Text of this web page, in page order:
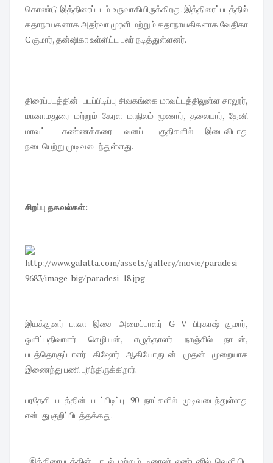
கொண்டு இத்திரைப்படம் உருவாகியிருக்கிறது. இத்திரைப்படத்தில்
கதாநாயகனாக அதர்வா முரளி மற்றும் கதாநாயகிகளாக வேதிகா
C குமார், தன்ஷிகா உள்ளிட்ட பலர் நடித்துள்ளனர்.
திரைப்படத்தின் படப்பிடிப்பு சிவகங்கை மாவட்டத்திலுள்ள சாலூர்,
மானாமதுரை மற்றும் கேரள மாநிலம் மூணார், தலையார், தேனி
மாவட்ட கண்ணக்கரை வனப் பகுதிகளில் இடைவிடாது
நடைபெற்று முடிவடைந்துள்ளது.
சிறப்பு தகவல்கள்:
இயக்குனர் பாலா இசை அமைப்பாளர் G V பிரகாஷ் குமார்,
ஒளிப்பதிவாளர் செழியன், எழுத்தாளர் நாஞ்சில் நாடன்,
படத்தொகுப்பாளர் கிஷோர் ஆகியோருடன் முதன் முறையாக
இணைந்து பணி புரிந்திருக்கிறார்.
பரதேசி படத்தின் படப்பிடிப்பு 90 நாட்களில் முடிவடைந்துள்ளது
என்பது குறிப்பிடத்தக்கது.
இத்திரைபடத்தின் பாடல் மற்றும் டிரைலர் லண்டனில் வெளியிட